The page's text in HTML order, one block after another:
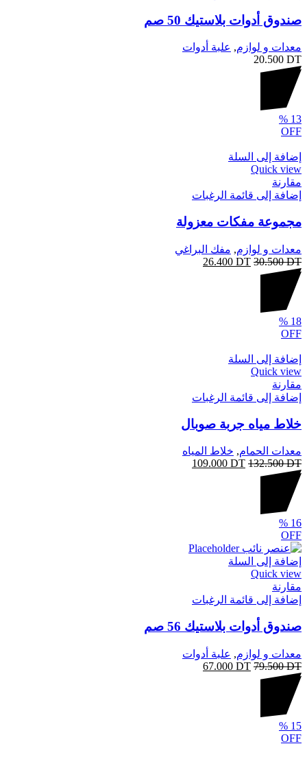
صندوق أدوات بلاستيك 50 صم
معدات و لوازم, علبة أدوات
20.500 DT
13
%
OFF
إضافة إلى السلة
Quick view
مقارنة
إضافة إلى قائمة الرغبات
مجموعة مفكات معزولة
معدات و لوازم, مفك البراغي
30.500DT
26.400 DT
18
%
OFF
إضافة إلى السلة
Quick view
مقارنة
إضافة إلى قائمة الرغبات
خلاط مياه جربة صوبال
معدات الحمام, خلاط المياه
132.500DT
109.000 DT
16
%
OFF
إضافة إلى السلة
Quick view
مقارنة
إضافة إلى قائمة الرغبات
صندوق أدوات بلاستيك 56 صم
معدات و لوازم, علبة أدوات
79.500DT
67.000 DT
15
%
OFF